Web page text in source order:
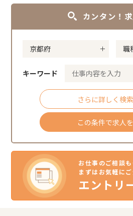
カンタン！
キーワード
さらに詳しく検
この条件で求人
お仕事のご相談
まずはお気軽にご
エントリ